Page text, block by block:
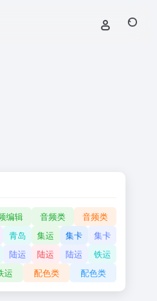
编辑 音频类
音频类
青岛 集运 集卡
集卡
陆运 陆运 陆运
铁运
运 配色类 配色类